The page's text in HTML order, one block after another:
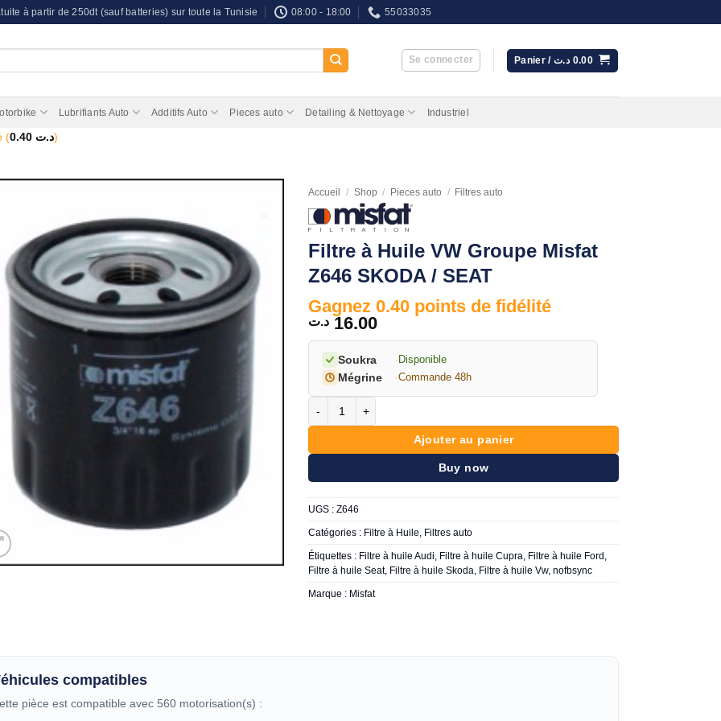
à partir de 250dt (sauf batteries) sur toute la Tunisie 08:00 - 18:00 55033035
Se connecter Panier / 0.00 د.ت
Lubrifiants Auto Additifs Auto Pieces auto Detailing & Nettoyage Industriel
(0.40 د.ت)
Accueil / Shop / Pieces auto / Filtres auto
Filtre à Huile VW Groupe Misfat
Z646 SKODA / SEAT
Gagnez 0.40 points de fidélité
16.00 د.ت
Soukra · Disponible
Mégrine ·Commande 48h
Ajouter au panier
Buy now
UGS :Z646
Catégories : Filtre à Huile Filtres auto
Étiquettes : Filtre à huile Audi Filtre à huile Cupra Filtre à huile Ford
Filtre à huile Seat, Filtre à huile Skoda Filtre à huile Vw,nofbsync
Marque : Misfat
compatibles
pièce est compatible avec 560 motorisation(s) :